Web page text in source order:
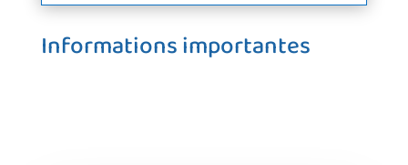
Informations importantes